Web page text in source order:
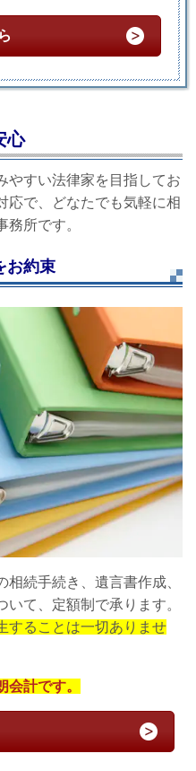
心
やすい法律家を目指してお
応で、どなたでも気軽に相
所です。
お約束
続手続き、遺言書作成、
て、定額制で承ります。
することは一切ありませ
会計です。